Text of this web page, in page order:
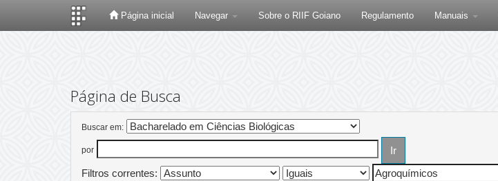
Página inicial Navegar Sobre o RIIF Goiano Regulamento Manuais
Página de Busca
Buscar em:
por
Filtros correntes: